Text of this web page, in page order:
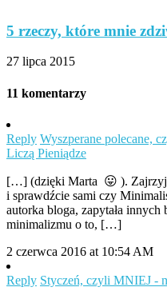
5 rzeczy, które mnie
27 lipca 2015
11 komentarzy
Reply Wyszperane polecane,
Liczą Pieniądze
[…] (dzięki Marta 😛 ).
i sprawdźcie sami czy
autorka bloga, zapytała
minimalizmu o to, […]
2 czerwca 2016 at 10:54 AM
Reply Styczeń, czyli MNIEJ -